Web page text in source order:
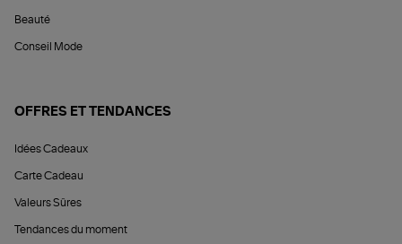
Beauté
Conseil Mode
OFFRES ET TENDANCES
Idées Cadeaux
Carte Cadeau
Valeurs Sûres
Tendances du moment